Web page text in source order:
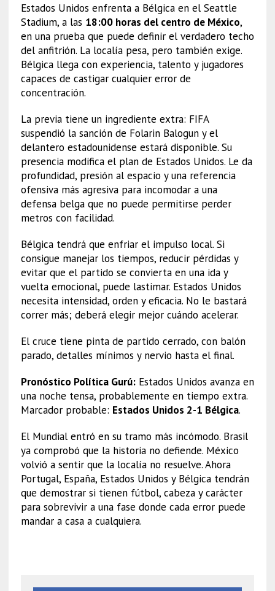
Estados Unidos enfrenta a Bélgica en el Seattle
Stadium, a las 18:00 horas del centro de México,
en una prueba que puede definir el verdadero techo
del anfitrión. La localía pesa, pero también exige.
Bélgica llega con experiencia, talento y jugadores
capaces de castigar cualquier error de
concentración.
La previa tiene un ingrediente extra: FIFA
suspendió la sanción de Folarin Balogun y el
delantero estadounidense estará disponible. Su
presencia modifica el plan de Estados Unidos. Le da
profundidad, presión al espacio y una referencia
ofensiva más agresiva para incomodar a una
defensa belga que no puede permitirse perder
metros con facilidad.
Bélgica tendrá que enfriar el impulso local. Si
consigue manejar los tiempos, reducir pérdidas y
evitar que el partido se convierta en una ida y
vuelta emocional, puede lastimar. Estados Unidos
necesita intensidad, orden y eficacia. No le bastará
correr más; deberá elegir mejor cuándo acelerar.
El cruce tiene pinta de partido cerrado, con balón
parado, detalles mínimos y nervio hasta el final.
Pronóstico Política Gurú:Estados Unidos avanza en
una noche tensa, probablemente en tiempo extra.
Marcador probable: Estados Unidos 2-1 Bélgica.
El Mundial entró en su tramo más incómodo. Brasil
ya comprobó que la historia no defiende. México
volvió a sentir que la localía no resuelve. Ahora
Portugal, España, Estados Unidos y Bélgica tendrán
que demostrar si tienen fútbol, cabeza y carácter
para sobrevivir a una fase donde cada error puede
mandar a casa a cualquiera.